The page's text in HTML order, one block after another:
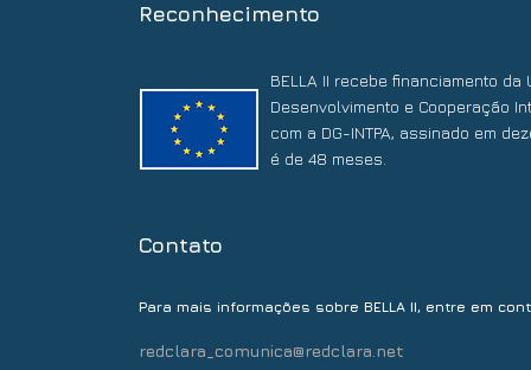
Reconhecimento
BELLA II recebe financiamento
Desenvolvimento e Cooperação
com a DG-INTPA, assinado em
é de 48 meses.
Contato
Para mais informações sobre BELLA II, entre em
redclara_comunica@redclara.net